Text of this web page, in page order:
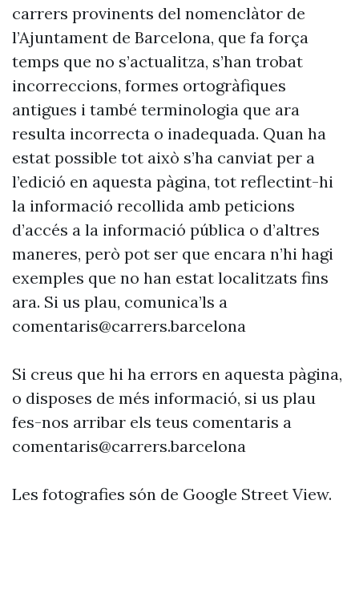
carrers provinents del nomenclàtor de
l’Ajuntament de Barcelona, que fa força
temps que no s’actualitza, s’han trobat
incorreccions, formes ortogràfiques
antigues i també terminologia que ara
resulta incorrecta o inadequada. Quan ha
estat possible tot això s’ha canviat per a
l’edició en aquesta pàgina, tot reflectint-hi
la informació recollida amb peticions
d’accés a la informació pública o d’altres
maneres, però pot ser que encara n’hi hagi
exemples que no han estat localitzats fins
ara. Si us plau, comunica’ls a
comentaris@carrers.barcelona
Si creus que hi ha errors en aquesta pàgina,
o disposes de més informació, si us plau
fes-nos arribar els teus comentaris a
comentaris@carrers.barcelona
Les fotografies són de Google Street View.